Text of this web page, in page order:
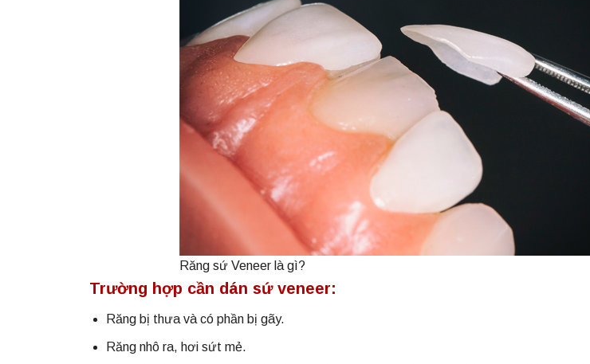
Răng sứ Veneer là gì?
Trường hợp cần dán sứ veneer:
Răng bị thưa và có phần bị gãy.
Răng nhô ra, hơi sứt mẻ.